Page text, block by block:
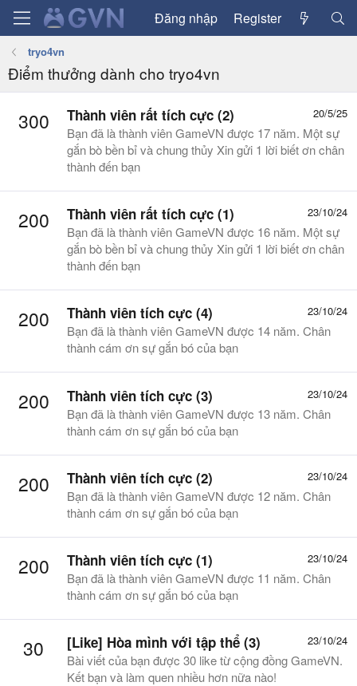
Đăng nhập Register
tryo4vn
Điểm thưởng dành cho tryo4vn
300 20/5/25
Thành viên rất tích cực (2)
Bạn đã là thành viên GameVN được 17 năm. Một sự
gắn bò bền bỉ và chung thủy Xin gửi 1 lời biết ơn chân
thành đến bạn
200 23/10/24
Thành viên rất tích cực (1)
Bạn đã là thành viên GameVN được 16 năm. Một sự
gắn bò bền bỉ và chung thủy Xin gửi 1 lời biết ơn chân
thành đến bạn
200 23/10/24
Thành viên tích cực (4)
Bạn đã là thành viên GameVN được 14 năm. Chân
thành cám ơn sự gắn bó của bạn
200 23/10/24
Thành viên tích cực (3)
Bạn đã là thành viên GameVN được 13 năm. Chân
thành cám ơn sự gắn bó của bạn
200 23/10/24
Thành viên tích cực (2)
Bạn đã là thành viên GameVN được 12 năm. Chân
thành cám ơn sự gắn bó của bạn
200 23/10/24
Thành viên tích cực (1)
Bạn đã là thành viên GameVN được 11 năm. Chân
thành cám ơn sự gắn bó của bạn
30 23/10/24
[Like] Hòa mình với tập thể (3)
Bài viết của bạn được 30 like từ cộng đồng GameVN.
Kết bạn và làm quen nhiều hơn nữa nào!